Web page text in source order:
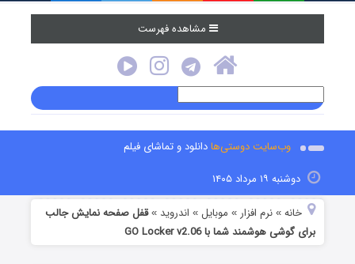
مشاهده فهرست
وب‌سایت دوستی‌هادانلود و تماشای فیلم
دوشنبه ۱۹ مرداد ۱۴۰۵
خانه »نرم افزار » موبایل » اندروید »قفل صفحه نمایش جالب
برای گوشی هوشمند شما با GO Locker v2.06